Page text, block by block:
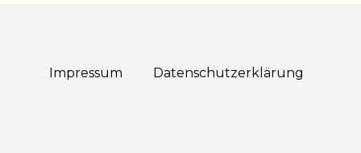
Impressum Daten­schutz­erklärung